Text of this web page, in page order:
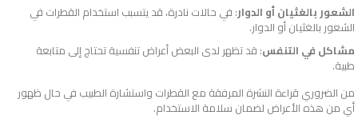
الشعور بالغثيان أو الدوار: في حالات نادرة، قد يتسبب استخدام القطرات في
الشعور بالغثيان أو الدوار.
مشاكل في التنفس: قد تظهر لدى البعض أعراض تنفسية تحتاج إلى متابعة
طبية.
من الضروري قراءة النشرة المرفقة مع القطرات واستشارة الطبيب في حال ظهور
أي من هذه الأعراض لضمان سلامة الاستخدام.